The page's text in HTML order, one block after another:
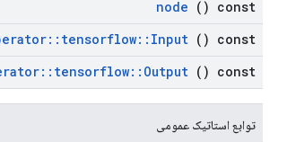
node () const
:: tensorflow:: Input () const
:: tensorflow:: Output () const
توابع استاتیک عمومی